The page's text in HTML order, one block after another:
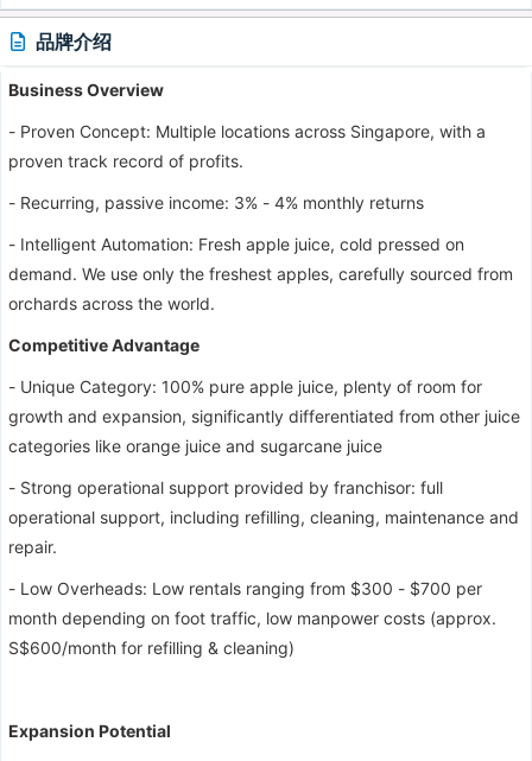
品牌介绍
Business Overview
- Proven Concept: Multiple locations across Singapore, with a
proven track record of profits.
- Recurring, passive income: 3% - 4% monthly returns
- Intelligent Automation: Fresh apple juice, cold pressed on
demand. We use only the freshest apples, carefully sourced from
orchards across the world.
Competitive Advantage
- Unique Category: 100% pure apple juice, plenty of room for
growth and expansion, significantly differentiated from other juice
categories like orange juice and sugarcane juice
- Strong operational support provided by franchisor: full
operational support, including refilling, cleaning, maintenance and
repair.
- Low Overheads: Low rentals ranging from $300 - $700 per
month depending on foot traffic, low manpower costs (approx.
S$600/month for refilling & cleaning)
Expansion Potential